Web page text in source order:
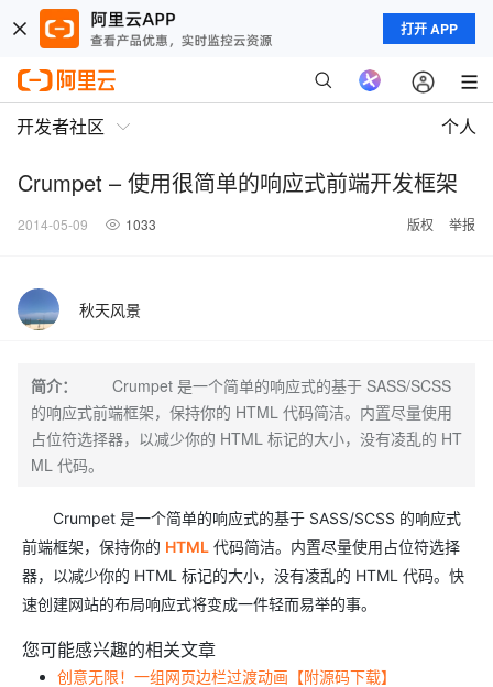
打开 APP
开发者社区 个人
Crumpet – 使用很简单的响应式前端开发框架
2014-05-09 1033 版权 举报
秋天风景
简介：
Crumpet 是一个简单的响应式的基于 SASS/SCSS
的响应式前端框架，保持你的 HTML 代码简洁。内置尽量使用
占位符选择器，以减少你的 HTML 标记的大小，没有凌乱的 HT
ML 代码。
Crumpet 是一个简单的响应式的基于 SASS/SCSS 的响应式
前端框架，保持你的 HTML 代码简洁。内置尽量使用占位符选择
器，以减少你的 HTML 标记的大小，没有凌乱的 HTML 代码。快
速创建网站的布局响应式将变成一件轻而易举的事。
您可能感兴趣的相关文章
创意无限！一组网页边栏过渡动画【附源码下载】